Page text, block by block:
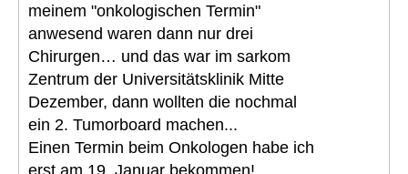
meinem "onkologischen Termin"
anwesend waren dann nur drei
Chirurgen… und das war im sarkom
Zentrum der Universitätsklinik Mitte
Dezember, dann wollten die nochmal
ein 2. Tumorboard machen...
Einen Termin beim Onkologen habe ich
erst am 19. Januar bekommen!